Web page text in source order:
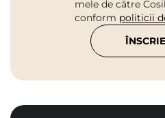
mele de către
conform politicii